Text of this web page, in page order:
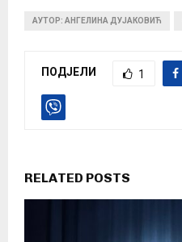
АУТОР: АНГЕЛИНА ДУЈАКОВИЋ
ПОДЈЕЛИ 1
RELATED POSTS